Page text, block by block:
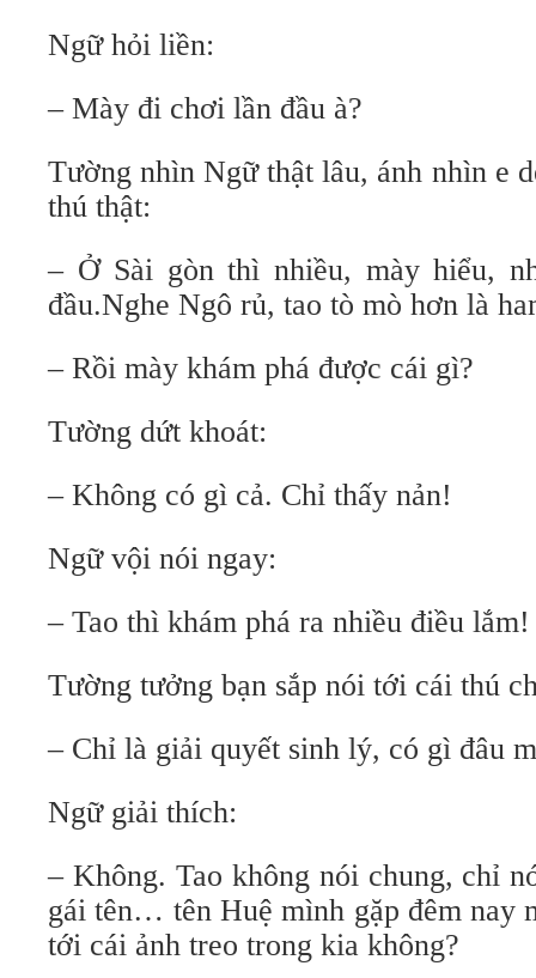
Ngữ hỏi liền:
– Mày đi chơi lần đầu à?
Tường nhìn Ngữ thật lâu, ánh nhìn e
thú thật:
– Ở Sài gòn thì nhiều, mày hiểu,
đầu.Nghe Ngô rủ, tao tò mò hơn là
– Rồi mày khám phá được cái gì?
Tường dứt khoát:
– Không có gì cả. Chỉ thấy nản!
Ngữ vội nói ngay:
– Tao thì khám phá ra nhiều điều lắm!
Tường tưởng bạn sắp nói tới cái thú
– Chỉ là giải quyết sinh lý, có gì đâu
Ngữ giải thích:
– Không. Tao không nói chung, chỉ
gái tên… tên Huệ mình gặp đêm nay
tới cái ảnh treo trong kia không?